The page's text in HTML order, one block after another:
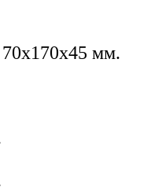
мм.